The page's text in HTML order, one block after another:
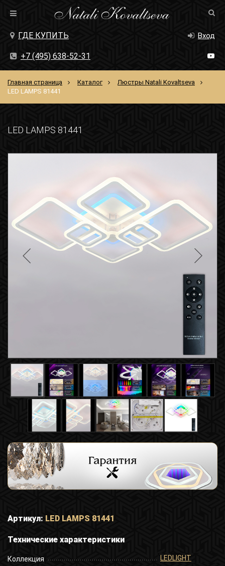
+7 (495) 638-52-31
ГДЕ КУПИТЬ Вход
Главная страница Каталог
Люстры Natali Kovaltseva
LED LAMPS 81441
LED LAMPS 81441
Артикул: LED LAMPS 81441
Технические характеристики
Коллекция LEDLIGHT